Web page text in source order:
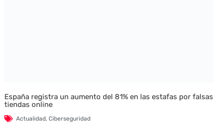
España registra un aumento del 81% en las estafas por falsas
tiendas online
Actualidad, Ciberseguridad